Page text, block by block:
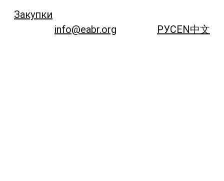
Закупки
info@eabr.org РУСEN中文